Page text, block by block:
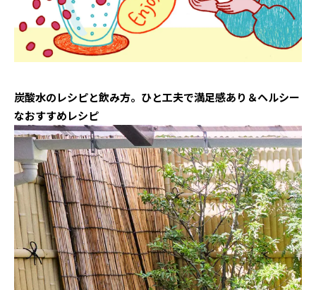
炭酸水のレシピと飲み方。ひと工夫で満足感あり＆ヘルシー
なおすすめレシピ